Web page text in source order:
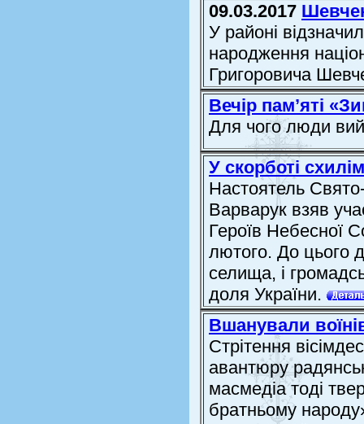
09.03.2017
У районі
народження
Григоровича
Вечір пам’яті
Для чого люди
У скорботі
Настоятель
Варварук взяв
Героїв Небесної
лютого. До цього
селища, і
доля України.
Вшанували
Стрітення
авантюру
масмедіа тоді
братньому